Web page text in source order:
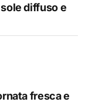
diffuso e
fresca e